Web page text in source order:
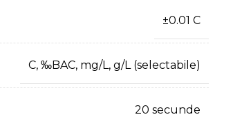
±0.01 C
C, ‰BAC, mg/L, g/L (selectabile)
20 secunde